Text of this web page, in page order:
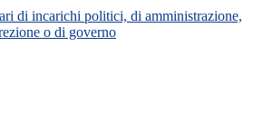
di incarichi politici, di amministrazione,
o di governo